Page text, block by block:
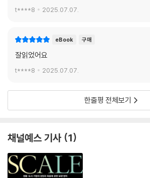
t****8 2025.07.07.
eBook 구매
잘읽었어요
t****8 2025.07.07.
한줄평 전체보기
채널예스 기사 1